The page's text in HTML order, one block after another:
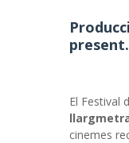
present.
El Festival
cinemes